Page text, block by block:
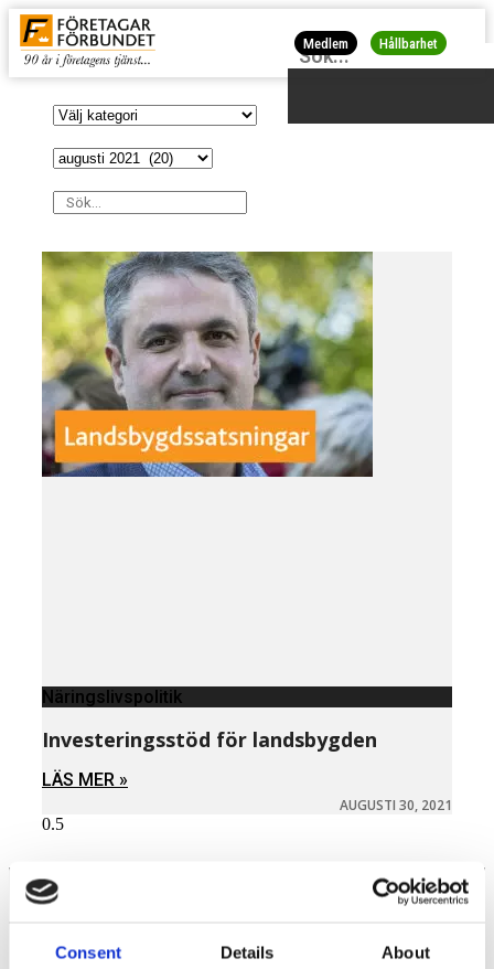
Consent Details About
Medlem Hållbarhet
Näringslivspolitik
Investeringsstöd för landsbygden
LÄS MER »
AUGUSTI 30, 2021
Näringspolitik